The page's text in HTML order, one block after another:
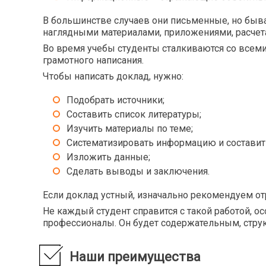
ВОВ советского народа в контексте второй
Возрастная и педагогическая психология
дошкольниками
Востоковедение
Всемирная история
Всеобщая история искусства
Гiстарычная граматыка
Гендерная психология
Гендерная социология
Гимнастика и методика преподавания
Говорение на основе чтения
Декоративное рисование
Декоративно-прикладное искусство
Дефектология
В большинстве случаев они письменные, но
наглядными материалами, приложениями,
Во время учебы студенты сталкиваются со
грамотного написания.
Чтобы написать доклад, нужно:
Подобрать источники;
Составить список литературы;
Изучить материалы по теме;
Систематизировать информацию и
Изложить данные;
Сделать выводы и заключения.
Если доклад устный, изначально рекомендуем
Не каждый студент справится с такой работой,
профессионалы. Он будет содержательным,
Наши преимущества